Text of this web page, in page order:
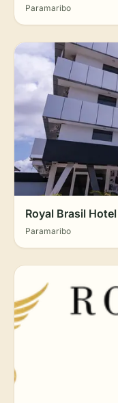
Paramaribo
Royal Brasil Hotel
Paramaribo